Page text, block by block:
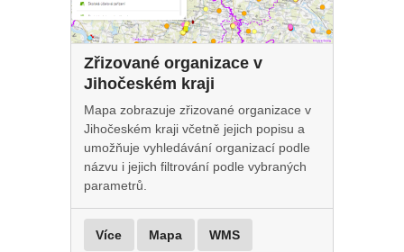
Zřizované organizace v
Jihočeském kraji
Mapa zobrazuje zřizované organizace v
Jihočeském kraji včetně jejich popisu a
umožňuje vyhledávání organizací podle
názvu i jejich filtrování podle vybraných
parametrů.
Více Mapa WMS